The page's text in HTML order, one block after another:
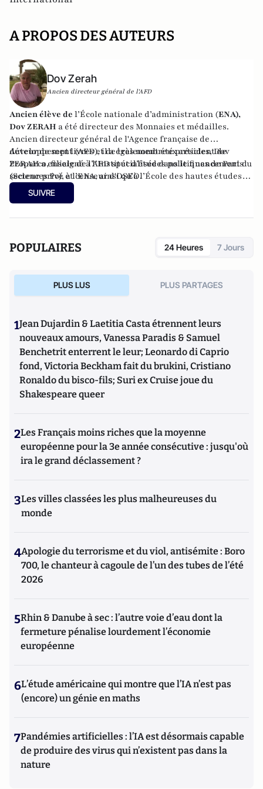
A PROPOS DES AUTEURS
Dov Zerah
Ancien directeur général de l'AFD
Ancien élève de l’École nationale d’administration (ENA),
Dov ZERAH a été directeur des Monnaies et médailles.
Ancien directeur général de l'Agence française de
développement (AFD), il a également été président de
Proparco, filiale de l’AFD spécialisée dans le financement du
secteur privé et censeur d'OSEO.
Auteur de sept livres et de très nombreux articles, Dov
ZERAH a enseigné à l’Institut d’études politiques de Paris
(Sciences Po), à l’ENA, ainsi qu’à l’École des hautes études
commerciales de Paris (HEC). Conseiller municipal de
Neuilly-sur-Seine de 2008 à 2014, et à nouveau depuis 2020.
SUIVRE
POPULAIRES 24 Heures 7 Jours
PLUS LUS PLUS PARTAGES
1Jean Dujardin & Laetitia Casta étrennent leurs
nouveaux amours, Vanessa Paradis & Samuel
Benchetrit enterrent le leur; Leonardo di Caprio
fond, Victoria Beckham fait du brukini, Cristiano
Ronaldo du bisco-fils; Suri ex Cruise joue du
Shakespeare queer
2Les Français moins riches que la moyenne
européenne pour la 3e année consécutive : jusqu'où
ira le grand déclassement ?
3Les villes classées les plus malheureuses du
monde
4Apologie du terrorisme et du viol, antisémite : Boro
700, le chanteur à cagoule de l’un des tubes de l’été
2026
5Rhin & Danube à sec : l’autre voie d’eau dont la
fermeture pénalise lourdement l’économie
européenne
6L’étude américaine qui montre que l’IA n’est pas
(encore) un génie en maths
7Pandémies artificielles : l’IA est désormais capable
de produire des virus qui n’existent pas dans la
nature